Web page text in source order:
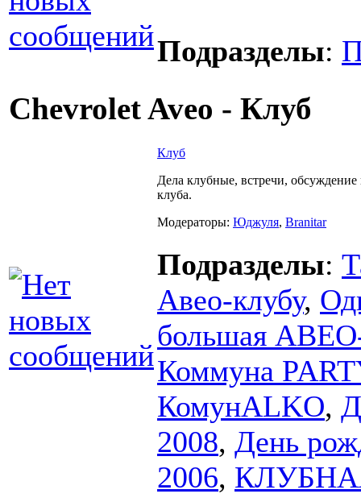
Подразделы:
Chevrolet Aveo - Клуб
Клуб
Дела клубные, встречи, обсуждение
клуба.
Модераторы: Юджуля, Branitar
Подразделы:
Авео-клубу,
большая
Коммуна
КомунALKO,
2008, День
2006,